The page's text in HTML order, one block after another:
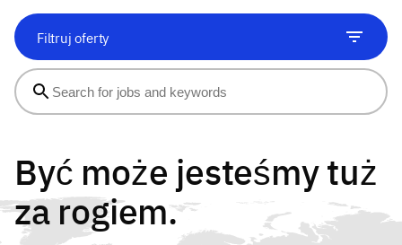
Filtruj oferty
Być może jesteśmy tuż
za rogiem.